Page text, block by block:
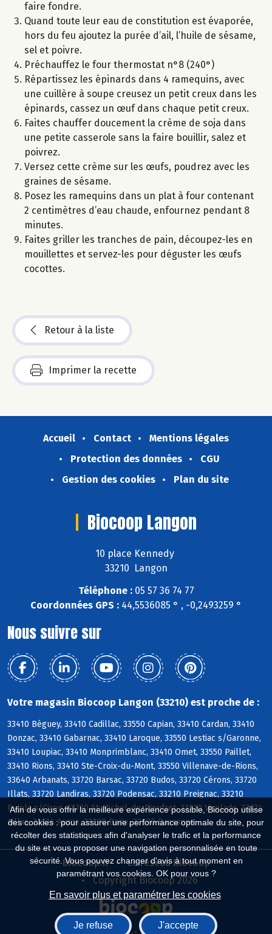
Afin de vous offrir la meilleure expérience possible, Biocoop utilise
des cookies : pour assurer une performance optimale du site, pour
récolter des statistiques afin d'analyser le trafic et la performance
du site et vous proposer une navigation personnalisée en toute
sécurité. Vous pouvez changer d'avis à tout moment en
paramétrant vos cookies. OK pour vous ?
En savoir plus et paramétrer les cookies
Je refuse J'accepte
faire fondre.
Quand toute leur eau de constitution est évaporée,
hors du feu ajoutez la purée d’ail, l’huile de sésame,
sel et poivre.
Préchauffez le four thermostat n°8 (240°)
Répartissez les épinards dans 4 ramequins, avec
une cuillère à soupe creusez un petit creux dans les
épinards, cassez un œuf dans chaque petit creux.
Faites chauffer doucement la crème de soja dans
une petite casserole sans la faire bouillir, salez et
poivrez.
Versez cette crème sur les œufs, poudrez avec les
graines de sésame.
Posez les ramequins dans un plat à four contenant
2 centimètres d’eau chaude, enfournez pendant 8
minutes.
Faites griller les tranches de pain, découpez-les en
mouillettes et servez-les pour déguster les œufs
cocottes.
Retour à la liste
Imprimer la recette
Accueil Contact
Mentions légales
Protection des données
CGU
Gestion des cookies
Plan du site
Biocoop Langon
10 place Kennedy
33210 Langon
Téléphone :05 57 36 74 77
Coordonnées GPS : 44,5536085 ° , -0,2493259 °
Nous suivre sur
Votre magasin Biocoop Langon (33210) est proche de :
33410 Béguey, 33410 Cadillac, 33550 Capian, 33410 Cardan, 33410
Donzac, 33410 Gabarnac, 33410 Laroque, 33550 Lestiac s/Garonne,
33410 Loupiac, 33410 Monprimblanc, 33410 Omet, 33550 Paillet,
33410 Rions, 33410 Ste-Croix-du-Mont, 33550 Villenave-de-Rions,
33640 Arbanats, 33720 Barsac, 33720 Budos, 33720 Cérons, 33720
Illats, 33720 Landiras, 33720 Podensac, 33210 Preignac, 33210
Pujols s/Ciron, 33720 St-Michel-de-Rieufret, 33720 Virelade, 33124
Aillas, 33124 Auros, 33190 Barie, 33190 Bassanne
Biocoop.fr
Le réseau Biocoop
Copyright Biocoop 2026